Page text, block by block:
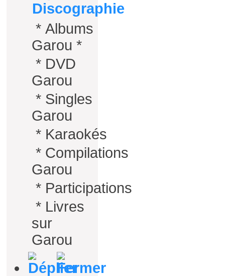
Discographie
* Albums
Garou *
* DVD
Garou
* Singles
Garou
* Karaokés
* Compilations
Garou
* Participations
* Livres
sur
Garou